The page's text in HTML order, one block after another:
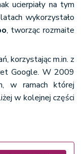
ucierpiały na tym
wykorzystało
, tworząc rozmaite
korzystając m.in. z
Google. W 2009
w ramach której
w kolejnej części